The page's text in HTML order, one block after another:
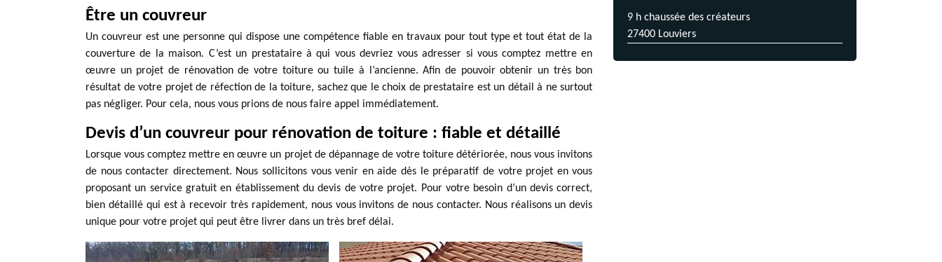
Être un couvreur
Un couvreur est une personne qui dispose une compétence fiable en travaux pour tout type et tout état de la
couverture de la maison. C’est un prestataire à qui vous devriez vous adresser si vous comptez mettre en
œuvre un projet de rénovation de votre toiture ou tuile à l’ancienne. Afin de pouvoir obtenir un très bon
résultat de votre projet de réfection de la toiture, sachez que le choix de prestataire est un détail à ne surtout
pas négliger. Pour cela, nous vous prions de nous faire appel immédiatement.
Devis d’un couvreur pour rénovation de toiture : fiable et détaillé
Lorsque vous comptez mettre en œuvre un projet de dépannage de votre toiture détériorée, nous vous invitons
de nous contacter directement. Nous sollicitons vous venir en aide dès le préparatif de votre projet en vous
proposant un service gratuit en établissement du devis de votre projet. Pour votre besoin d’un devis correct,
bien détaillé qui est à recevoir très rapidement, nous vous invitons de nous contacter. Nous réalisons un devis
unique pour votre projet qui peut être livrer dans un très bref délai.
9 h chaussée des créateurs
27400 Louviers